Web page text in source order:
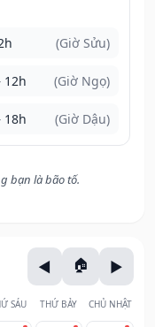
(Giờ Sửu)
12h (Giờ Ngọ)
18h (Giờ Dậu)
bạn là bão tố.
SÁU THỨ BẢY CHỦ NHẬT